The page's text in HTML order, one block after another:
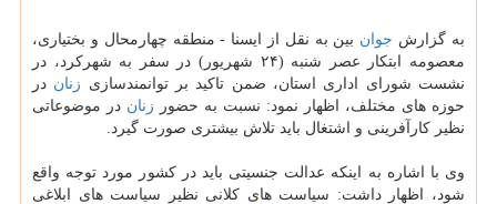
به گزارش جوان بین به نقل از ایسنا - منطقه چهارمحال و بختیاری،
معصومه ابتكار عصر شنبه (۲۴ شهریور) در سفر به شهركرد، در
نشست شورای اداری استان، ضمن تاكید بر توانمندسازی زنان در
حوزه های مختلف، اظهار نمود: نسبت به حضور زنان در موضوعاتی
نظیر كارآفرینی و اشتغال باید تلاش بیشتری صورت گیرد.
وی با اشاره به اینكه عدالت جنسیتی باید در كشور مورد توجه واقع
شود، اظهار داشت: سیاست های كلانی نظیر سیاست های ابلاغی